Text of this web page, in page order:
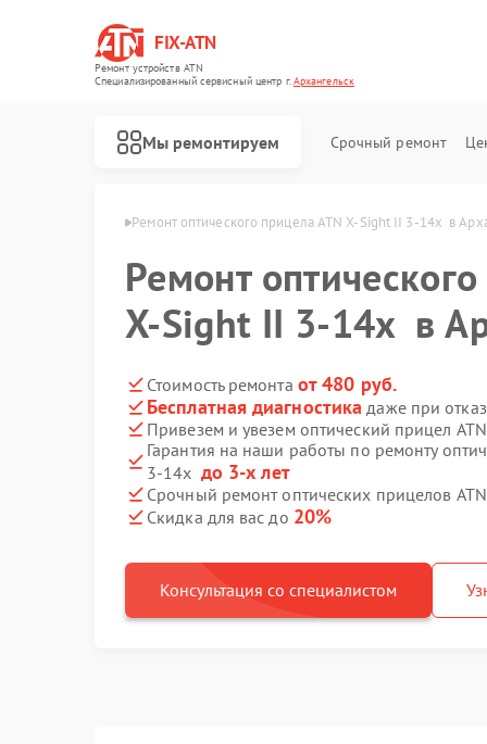
FIX-ATN
Ремонт устройств ATN
Специализированный cервисный центр г.Архангельск
Мы ремонтируем Срочный ремонт
в Архангельске Ремонт оптического прицела ATN X-Sight II 3-14x  в
Ремонт
X-Sight II 3-14x в
Стоимость ремонта от 480 руб.
Бесплатная диагностика даже при
Привезем и увезем оптический прицел
Гарантия на наши работы по ремонту
3-14x до 3-х лет
Срочный ремонт оптических прицелов
Скидка для вас до 20%
Консультация со специалистом